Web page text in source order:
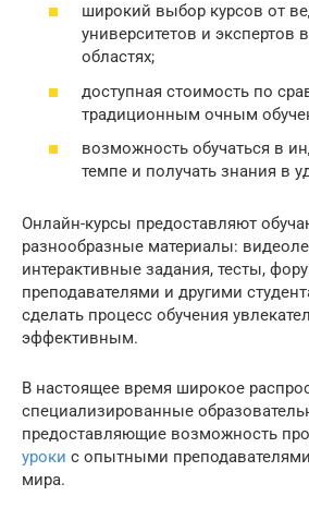
широкий выбор курсов от
университетов и экспертов
областях;
доступная стоимость по
традиционным очным
возможность обучаться в
темпе и получать знания в
Онлайн-курсы предоставляют
разнообразные материалы:
интерактивные задания, тесты,
преподавателями и другими
сделать процесс обучения
эффективным.
В настоящее время широкое
специализированные
предоставляющие возможность
уроки с опытными
мира.